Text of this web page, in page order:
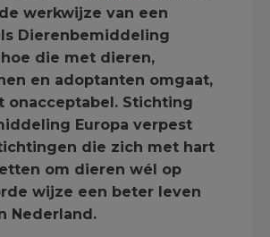
werkwijze van een
Dierenbemiddeling
hoe die met dieren,
en adoptanten omgaat,
onacceptabel. Stichting
Europa verpest
die zich met hart
om dieren wél op
wijze een beter leven
Nederland.